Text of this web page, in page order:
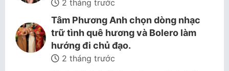
2 tháng trước
Tâm Phương Anh chọn dòng nhạc
trữ tình quê hương và Bolero làm
hướng đi chủ đạo.
2 tháng trước